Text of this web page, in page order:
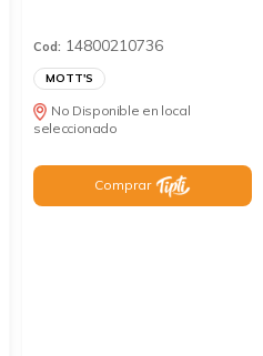
Cod: 14800210736
MOTT'S
No Disponible en local
seleccionado
Comprar